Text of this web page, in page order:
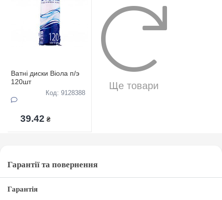
Ватні диски Віола п/э
120шт
Код: 9128388
39.42 ₴
Ще товари
Гарантії та повернення
Гарантія